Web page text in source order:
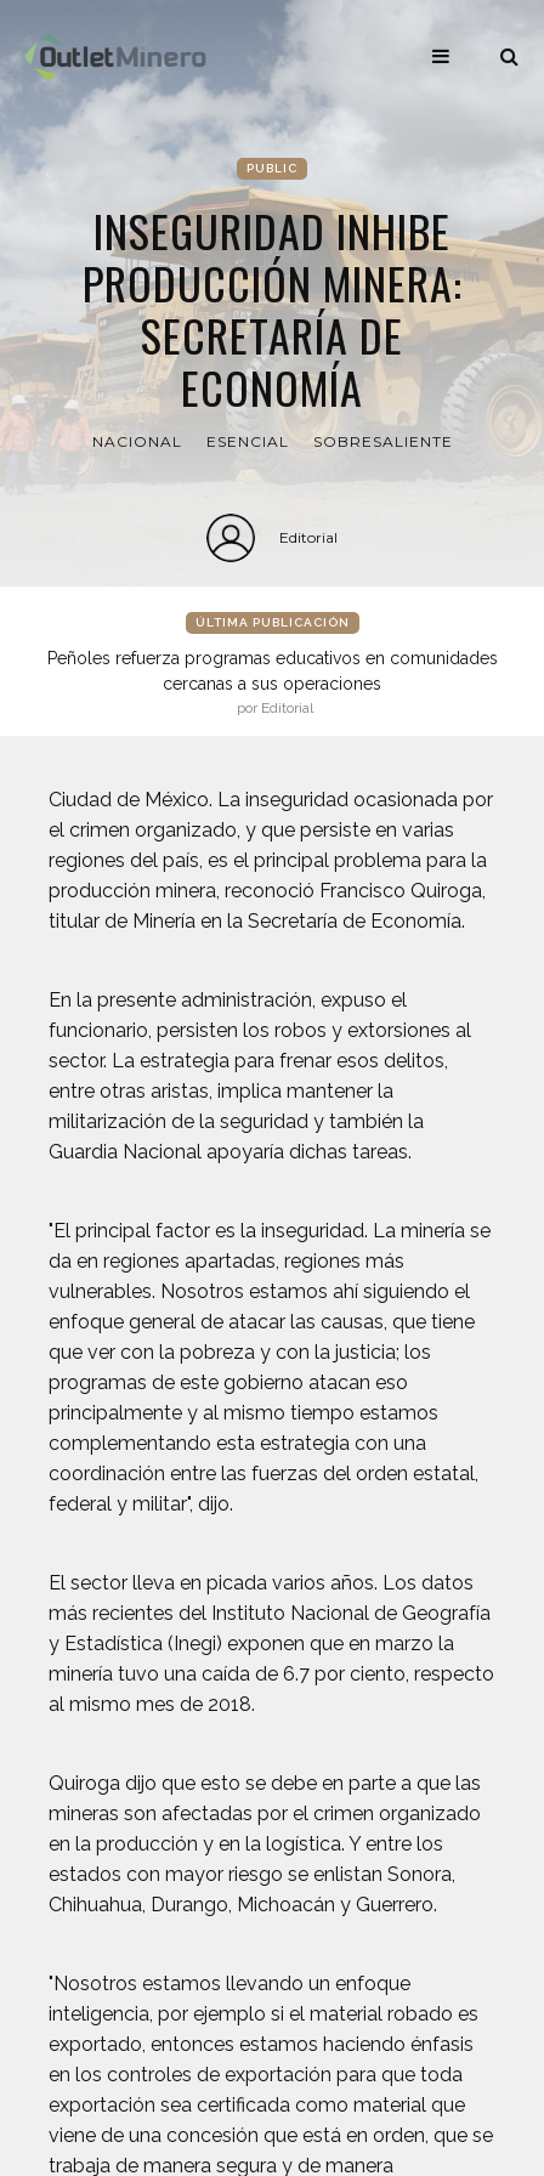
PUBLIC
INSEGURIDAD INHIBE
PRODUCCIÓN MINERA:
SECRETARÍA DE
ECONOMÍA
NACIONAL ESENCIAL SOBRESALIENTE
Editorial
ÚLTIMA PUBLICACIÓN
Peñoles refuerza programas educativos en comunidades
cercanas a sus operaciones
por Editorial
Ciudad de México. La inseguridad ocasionada por
el crimen organizado, y que persiste en varias
regiones del país, es el principal problema para la
producción minera, reconoció Francisco Quiroga,
titular de Minería en la Secretaría de Economía.
En la presente administración, expuso el
funcionario, persisten los robos y extorsiones al
sector. La estrategia para frenar esos delitos,
entre otras aristas, implica mantener la
militarización de la seguridad y también la
Guardia Nacional apoyaría dichas tareas.
"El principal factor es la inseguridad. La minería se
da en regiones apartadas, regiones más
vulnerables. Nosotros estamos ahí siguiendo el
enfoque general de atacar las causas, que tiene
que ver con la pobreza y con la justicia; los
programas de este gobierno atacan eso
principalmente y al mismo tiempo estamos
complementando esta estrategia con una
coordinación entre las fuerzas del orden estatal,
federal y militar", dijo.
El sector lleva en picada varios años. Los datos
más recientes del Instituto Nacional de Geografía
y Estadística (Inegi) exponen que en marzo la
minería tuvo una caída de 6.7 por ciento, respecto
al mismo mes de 2018.
Quiroga dijo que esto se debe en parte a que las
mineras son afectadas por el crimen organizado
en la producción y en la logística. Y entre los
estados con mayor riesgo se enlistan Sonora,
Chihuahua, Durango, Michoacán y Guerrero.
"Nosotros estamos llevando un enfoque
inteligencia, por ejemplo si el material robado es
exportado, entonces estamos haciendo énfasis
en los controles de exportación para que toda
exportación sea certificada como material que
viene de una concesión que está en orden, que se
trabaja de manera segura y de manera